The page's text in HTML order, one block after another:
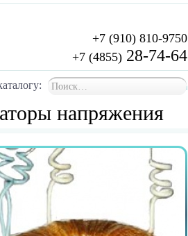
+7 (910) 810-9750
+7 (4855) 28-74-64
support@toptransform.com
напряжения